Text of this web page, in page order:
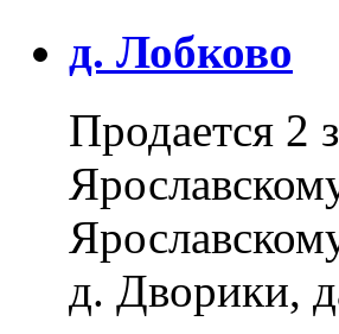
д. Лобково
Продается 2
д. Дворики,